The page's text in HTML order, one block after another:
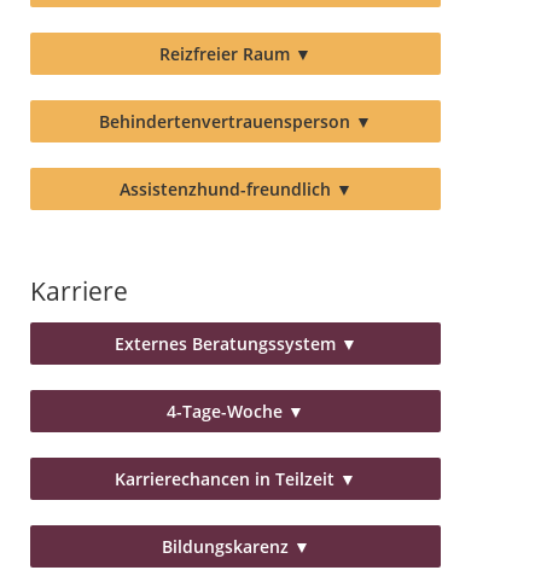
Reizfreier Raum ▼
Behindertenvertrauensperson ▼
Assistenzhund-freundlich ▼
Karriere
Externes Beratungssystem ▼
4-Tage-Woche ▼
Karrierechancen in Teilzeit ▼
Bildungskarenz ▼